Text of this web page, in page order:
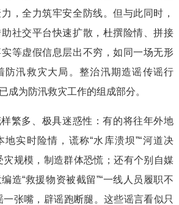
，全力筑牢安全防线。但与此同时，
社交平台快速扩散，杜撰险情、拼接
实等虚假信息层出不穷，如同一场无形
防汛救灾大局。整治汛期造谣传谣行
成为防汛救灾工作的组成部分。
繁多、极具迷惑性：有的将往年外地
实时险情，谎称“水库溃坝”“河道决
灾规模，制造群体恐慌；还有个别自媒
造“救援物资被截留”“一线人员履职不
一张嘴，辟谣跑断腿。这些谣言看似只